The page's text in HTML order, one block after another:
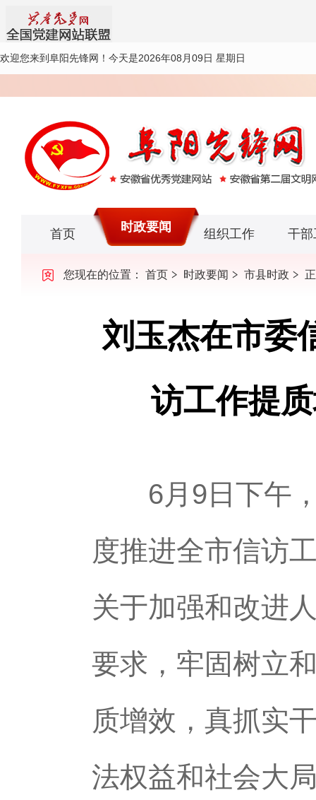
欢迎您来到阜阳先锋网！ 今天是2026年08月09日 星期日
首页 时政要闻 组织工作 干部
您现在的位置： 首页 时政要闻 市县时政
刘玉杰在市委
访工作提
6月9日下午，
度推进全市信访
关于加强和改进
要求，牢固树立
质增效，真抓实
法权益和社会大